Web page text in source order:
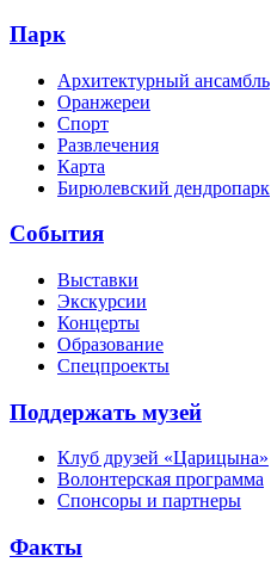
Парк
Архитектурный ансамбль
Оранжереи
Спорт
Развлечения
Карта
Бирюлевский дендропарк
События
Выставки
Экскурсии
Концерты
Образование
Спецпроекты
Поддержать музей
Клуб друзей «Царицына»
Волонтерская программа
Спонсоры и партнеры
Факты